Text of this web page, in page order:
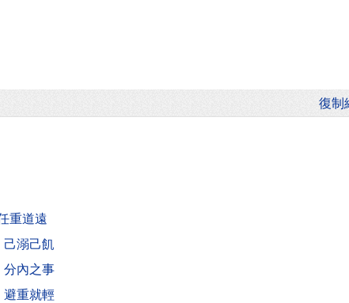
重道遠
己溺己飢
分內之事
避重就輕